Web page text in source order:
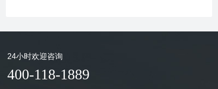
24小时欢迎咨询
400-118-1889